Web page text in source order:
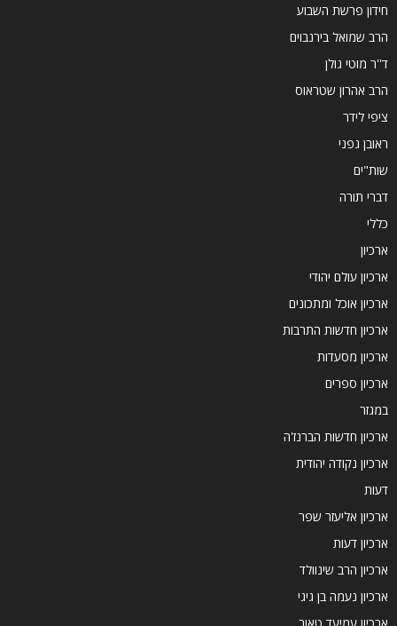
חידון פרשת השבוע
הרב שמואל בירנבוים
ד''ר מוטי גולן
הרב אהרון שטראוס
ציפי לידר
ראובן גפני
שות"ים
דברי תורה
כללי
ארכיון
ארכיון עולם יהודי
ארכיון אוכל ומתכונים
ארכיון חדשות התרבות
ארכיון מסעדות
ארכיון ספרים
במגזר
ארכיון חדשות הברנז'ה
ארכיון נקודה יהודית
דעות
ארכיון אליעזר שפר
ארכיון דעות
ארכיון הרב שינוולד
ארכיון נעמה בן גיגי
ארכיון עמיעד טאוב